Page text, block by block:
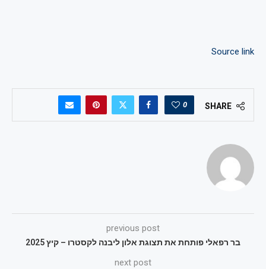
Source link
SHARE
0
previous post
בר רפאלי פותחת את תצוגת אלון ליבנה לקסטרו – קיץ 2025
next post